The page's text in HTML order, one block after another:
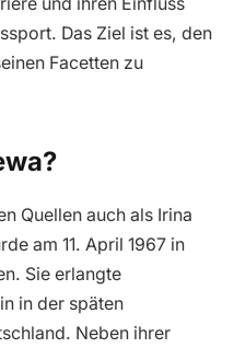
Das Ziel ist es, den
Facetten zu
Quellen auch als Irina
am 11. April 1967 in
Sie erlangte
in der späten
Neben ihrer